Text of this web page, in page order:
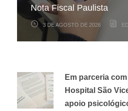
Nota Fiscal Paulista
3 DE AGOSTO DE 2026
Vicente
22 DE JULHO DE 2026
mesma
17 DE JULHO DE 2026
Em parceria
Hospital São
apoio